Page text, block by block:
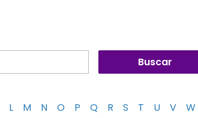
L M N O P Q R S T U V W